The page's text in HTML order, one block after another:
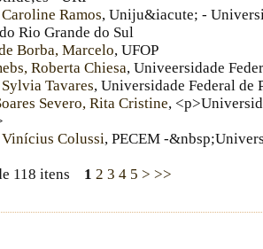
Ramos, Uniju&iacute; -
Rio Grande do Sul
Borba, Marcelo, UFOP
Roberta Chiesa, Univeersidade
Tavares, Universidade Federal de
Severo, Rita Cristine,
Vinícius Colussi, PECEM -
118 itens 1 2 3 4 5 > >>